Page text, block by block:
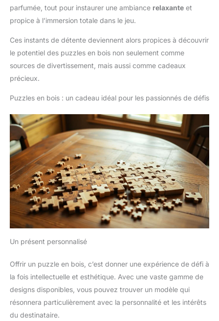
parfumée, tout pour instaurer une ambiance relaxante et
propice à l’immersion totale dans le jeu.
Ces instants de détente deviennent alors propices à découvrir
le potentiel des puzzles en bois non seulement comme
sources de divertissement, mais aussi comme cadeaux
précieux.
Puzzles en bois : un cadeau idéal pour les passionnés de défis
Un présent personnalisé
Offrir un puzzle en bois, c’est donner une expérience de défi à
la fois intellectuelle et esthétique. Avec une vaste gamme de
designs disponibles, vous pouvez trouver un modèle qui
résonnera particulièrement avec la personnalité et les intérêts
du destinataire.